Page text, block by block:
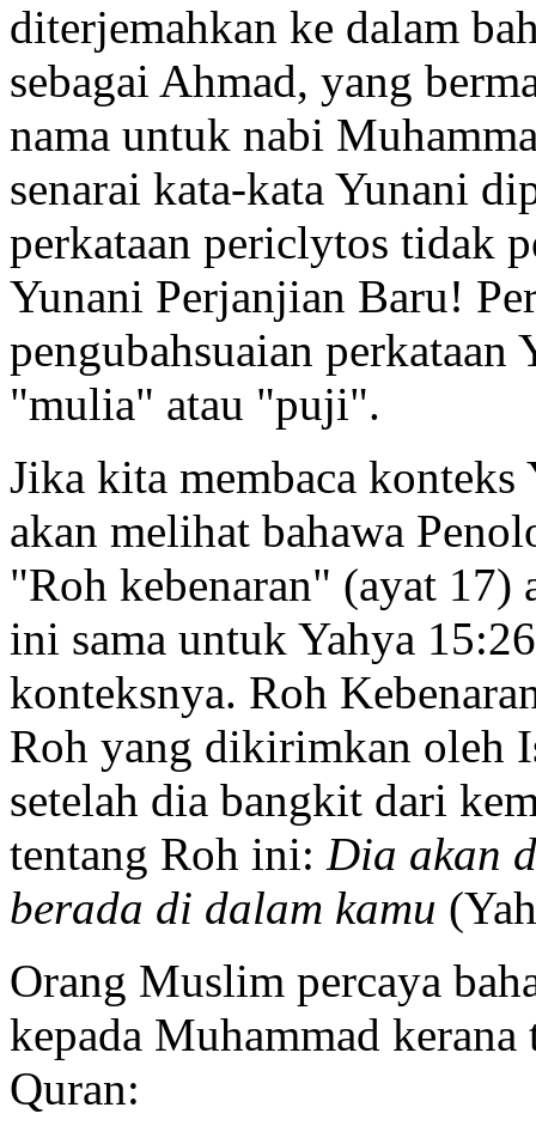
diterjemahkan ke dalam
sebagai Ahmad, yang
nama untuk nabi
senarai kata-kata Yunani
perkataan periclytos tidak
Yunani Perjanjian Baru!
pengubahsuaian perkataan
"mulia" atau "puji".
Jika kita membaca
akan melihat bahawa
"Roh kebenaran" (ayat
ini sama untuk Yahya
konteksnya. Roh
Roh yang dikirimkan oleh
setelah dia bangkit dari
tentang Roh ini: Dia akan
berada di dalam kamu
Orang Muslim percaya
kepada Muhammad
Quran: